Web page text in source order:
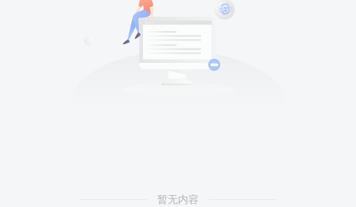
暂无内容